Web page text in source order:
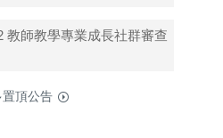
教師教學專業成長社群審查
置頂公告